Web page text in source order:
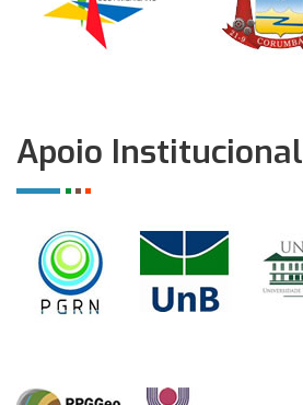
Apoio Institucional